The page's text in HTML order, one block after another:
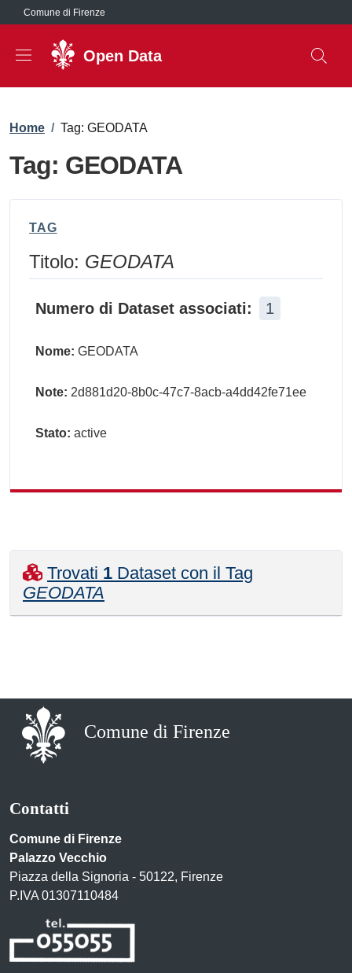
Salta al contenuto principale
Comune di Firenze
Open Data
Briciole di pane
Home / Tag: GEODATA
Tag: GEODATA
TAG
Titolo: GEODATA
Numero di Dataset associati: 1
Nome: GEODATA
Note: 2d881d20-8b0c-47c7-8acb-a4dd42fe71ee
Stato: active
Trovati 1 Dataset con il Tag
GEODATA
Comune di Firenze
Contatti
Comune di Firenze
Palazzo Vecchio
Piazza della Signoria - 50122, Firenze
P.IVA 01307110484